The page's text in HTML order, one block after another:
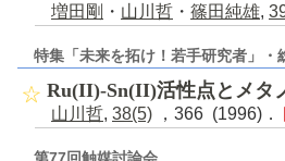
増田剛 ・ 山川哲 ・ 篠田純雄,
特集「未来を拓け！若手研究者」・
Ru(II)-Sn(II)活性点とメタ
山川哲, 38(5) ，366 (1996)．
第77回触媒討論会